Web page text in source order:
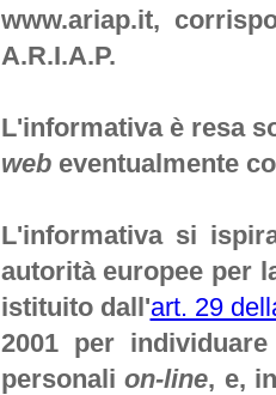
www.ariap.it,
A.R.I.A.P.
L'informativa è resa
webeventualmente
L'informativa si
autorità europee per
istituito dall'art. 29
2001 per
personali on-line, e,